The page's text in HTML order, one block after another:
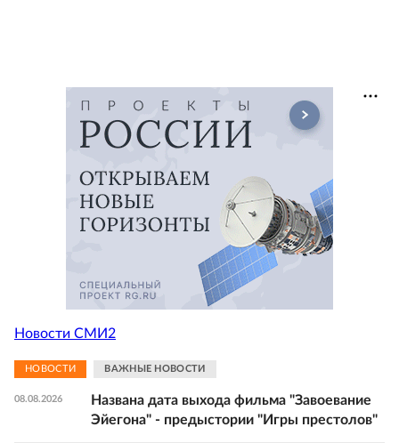
Новости СМИ2
НОВОСТИ ВАЖНЫЕ НОВОСТИ
08.08.2026
Названа дата выхода фильма "Завоевание
Эйегона" - предыстории "Игры престолов"